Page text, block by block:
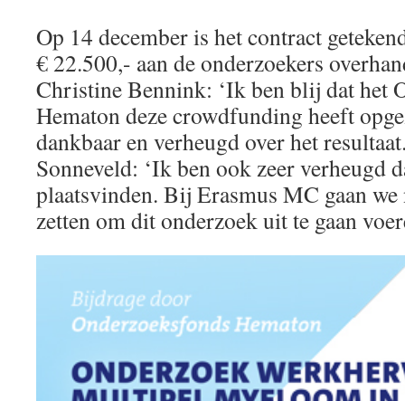
Op 14 december is het contract
€ 22.500,- aan de onderzoekers
Christine Bennink: ‘Ik ben blij dat het
Hematon deze crowdfunding heeft
dankbaar en verheugd over het
Sonneveld: ‘Ik ben ook zeer verheugd
plaatsvinden. Bij Erasmus MC gaan
zetten om dit onderzoek uit te gaan